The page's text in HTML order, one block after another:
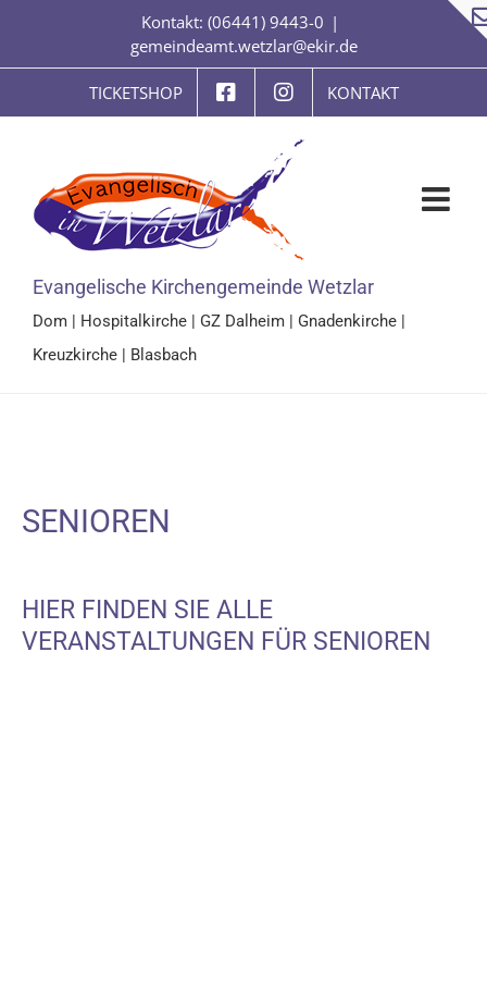
springen
Kontakt: (06441) 9443-0 |
gemeindeamt.wetzlar@ekir.de
TICKETSHOP KONTAKT
Evangelische Kirchengemeinde Wetzlar
Dom | Hospitalkirche | GZ Dalheim | Gnadenkirche |
Kreuzkirche | Blasbach
SENIOREN
HIER FINDEN SIE ALLE
VERANSTALTUNGEN FÜR SENIOREN